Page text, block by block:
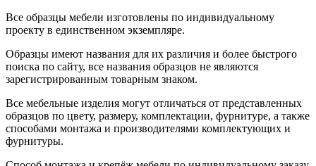
Все образцы мебели изготовлены по индивидуальному
проекту в единственном экземпляре.
Образцы имеют названия для их различия и более быстрого
поиска по сайту, все названия образцов не являются
зарегистрированным товарным знаком.
Все мебельные изделия могут отличаться от представленных
образцов по цвету, размеру, комплектации, фурнитуре, а также
способами монтажа и производителями комплектующих и
фурнитуры.